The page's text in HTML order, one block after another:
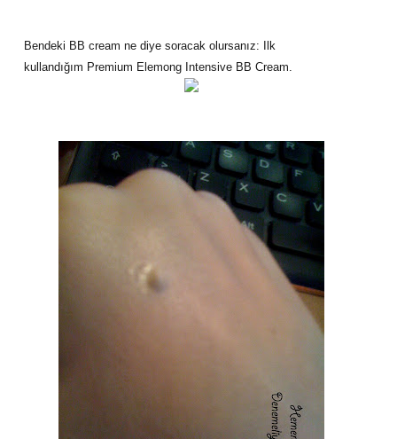
Bendeki BB cream ne diye soracak olursanız: Ilk
kullandığım Premium Elemong Intensive BB Cream.